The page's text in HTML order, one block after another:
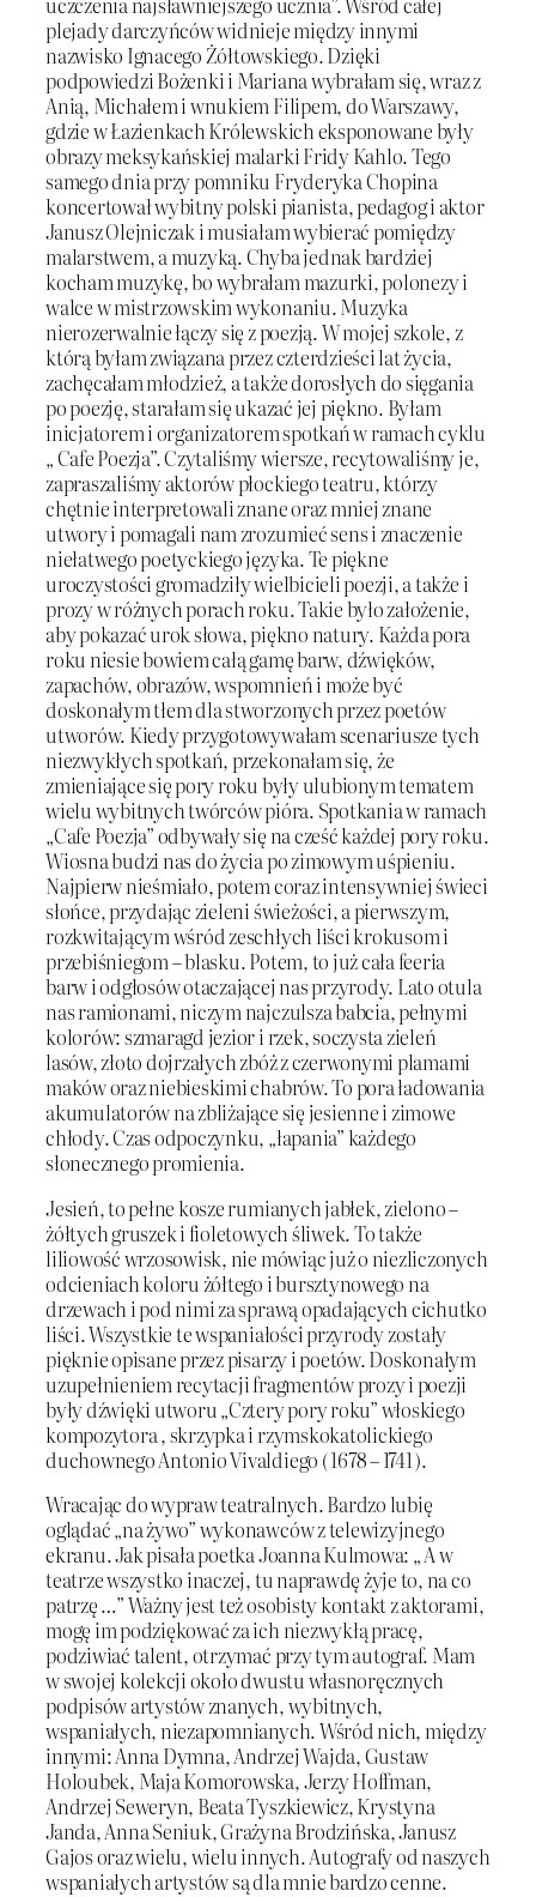
plejady darczyńców widnieje między innymi
nazwisko Ignacego Żółtowskiego. Dzięki
podpowiedzi Bożenki i Mariana wybrałam się, wraz z
Anią, Michałem i wnukiem Filipem, do Warszawy,
gdzie w Łazienkach Królewskich eksponowane były
obrazy meksykańskiej malarki Fridy Kahlo. Tego
samego dnia przy pomniku Fryderyka Chopina
koncertował wybitny polski pianista, pedagog i aktor
Janusz Olejniczak i musiałam wybierać pomiędzy
malarstwem, a muzyką. Chyba jednak bardziej
kocham muzykę, bo wybrałam mazurki, polonezy i
walce w mistrzowskim wykonaniu. Muzyka
nierozerwalnie łączy się z poezją. W mojej szkole, z
którą byłam związana przez czterdzieści lat życia,
zachęcałam młodzież, a także dorosłych do sięgania
po poezję, starałam się ukazać jej piękno. Byłam
inicjatorem i organizatorem spotkań w ramach cyklu
„ Cafe Poezja”. Czytaliśmy wiersze, recytowaliśmy je,
zapraszaliśmy aktorów płockiego teatru, którzy
chętnie interpretowali znane oraz mniej znane
utwory i pomagali nam zrozumieć sens i znaczenie
niełatwego poetyckiego języka. Te piękne
uroczystości gromadziły wielbicieli poezji, a także i
prozy w różnych porach roku. Takie było założenie,
aby pokazać urok słowa, piękno natury. Każda pora
roku niesie bowiem całą gamę barw, dźwięków,
zapachów, obrazów, wspomnień i może być
doskonałym tłem dla stworzonych przez poetów
utworów. Kiedy przygotowywałam scenariusze tych
niezwykłych spotkań, przekonałam się, że
zmieniające się pory roku były ulubionym tematem
wielu wybitnych twórców pióra. Spotkania w ramach
„Cafe Poezja” odbywały się na cześć każdej pory roku.
Wiosna budzi nas do życia po zimowym uśpieniu.
Najpierw nieśmiało, potem coraz intensywniej świeci
słońce, przydając zieleni świeżości, a pierwszym,
rozkwitającym wśród zeschłych liści krokusom i
przebiśniegom – blasku. Potem, to już cała feeria
barw i odgłosów otaczającej nas przyrody. Lato otula
nas ramionami, niczym najczulsza babcia, pełnymi
kolorów: szmaragd jezior i rzek, soczysta zieleń
lasów, złoto dojrzałych zbóż z czerwonymi plamami
maków oraz niebieskimi chabrów. To pora ładowania
akumulatorów na zbliżające się jesienne i zimowe
chłody. Czas odpoczynku, „łapania” każdego
słonecznego promienia.
Jesień, to pełne kosze rumianych jabłek, zielono –
żółtych gruszek i fioletowych śliwek. To także
liliowość wrzosowisk, nie mówiąc już o niezliczonych
odcieniach koloru żółtego i bursztynowego na
drzewach i pod nimi za sprawą opadających cichutko
liści. Wszystkie te wspaniałości przyrody zostały
pięknie opisane przez pisarzy i poetów. Doskonałym
uzupełnieniem recytacji fragmentów prozy i poezji
były dźwięki utworu „Cztery pory roku” włoskiego
kompozytora , skrzypka i rzymskokatolickiego
duchownego Antonio Vivaldiego ( 1678 – 1741 ).
Wracając do wypraw teatralnych. Bardzo lubię
oglądać „na żywo” wykonawców z telewizyjnego
ekranu. Jak pisała poetka Joanna Kulmowa: „ A w
teatrze wszystko inaczej, tu naprawdę żyje to, na co
patrzę …” Ważny jest też osobisty kontakt z aktorami,
mogę im podziękować za ich niezwykłą pracę,
podziwiać talent, otrzymać przy tym autograf. Mam
w swojej kolekcji około dwustu własnoręcznych
podpisów artystów znanych, wybitnych,
wspaniałych, niezapomnianych. Wśród nich, między
innymi: Anna Dymna, Andrzej Wajda, Gustaw
Holoubek, Maja Komorowska, Jerzy Hoffman,
Andrzej Seweryn, Beata Tyszkiewicz, Krystyna
Janda, Anna Seniuk, Grażyna Brodzińska, Janusz
Gajos oraz wielu, wielu innych. Autografy od naszych
wspaniałych artystów są dla mnie bardzo cenne.